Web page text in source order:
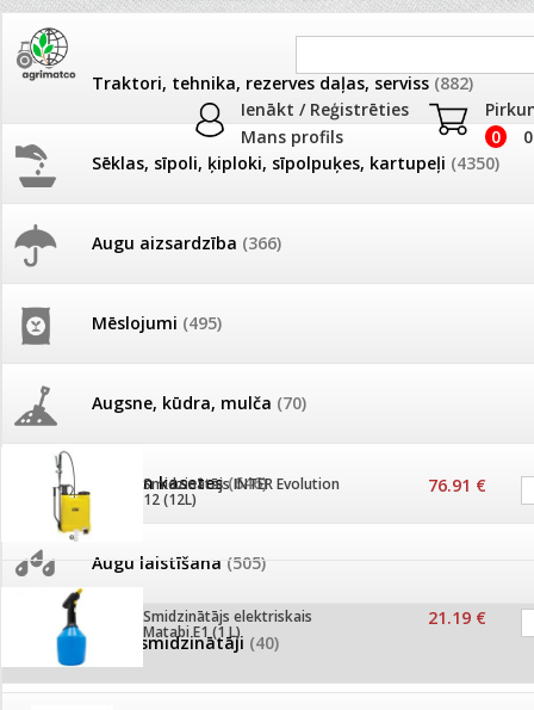
Ienākt / Reģistrēties
Mans profils
0
Traktori, tehnika, rezerves daļas, serviss (882)
Sēklas, sīpoli, ķiploki, sīpolpuķes, kartupeļi (4350)
Augu aizsardzība (366)
Mēslojumi (495)
Augsne, kūdra, mulča (70)
Podi un kasetes(646)
Augu laistīšana (505)
Augu smidzinātāji (40)
JAUNUMI
Pašlasīšanas vietu katalogs
26.05. Vebinārs - Kā ierobežot
gliemežus piemājas dārzā un
Darba laiks Līgo svētkos
Ūdens piemērotības noteikšana
smidzinājumu veikšanai
Pievienojies braucienam uz
Turkmenistānu!
Tomātu sēklu katalogs
AKCIJAS
frēze + mulčieris +
AKCIJAS komplekts -
frēze + mulčieris
IRRITEC
Augu smidzinātāji
Produkti »Augu smidzinātāji
Smidzinātājs INTER Evolution
12 (12L)
76.91 €
Smidzinātājs elektriskais
Matabi E1 (1 L)
21.19 €